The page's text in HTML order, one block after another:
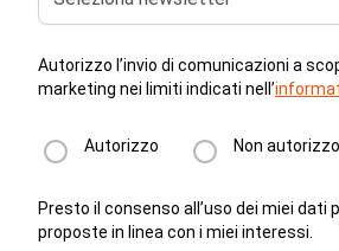
Autorizzo l’invio di comunicazioni a
marketing nei limiti indicati nell’
Autorizzo Non autorizzo
Presto il consenso all’uso dei miei dati
proposte in linea con i miei interessi.